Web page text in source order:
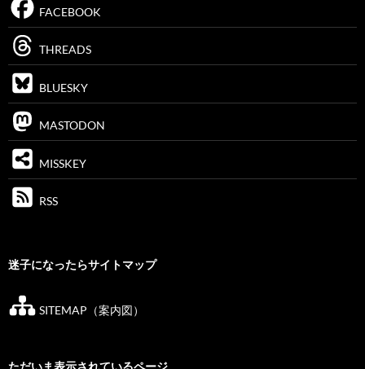
FACEBOOK
THREADS
BLUESKY
MASTODON
MISSKEY
RSS
迷子になったらサイトマップ
SITEMAP（案内図）
ただいま表示されているページ